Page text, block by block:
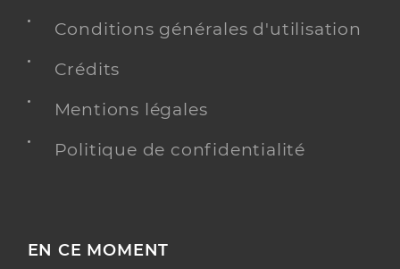
Y ALLER
Ch le corbusier de firminy
Centre hospitalier (CH)
Etablissement de soins
Téléphone
0477407388
Conditions générales d'utilisation
Crédits
Mentions légales
Politique de confidentialité
EN CE MOMENT